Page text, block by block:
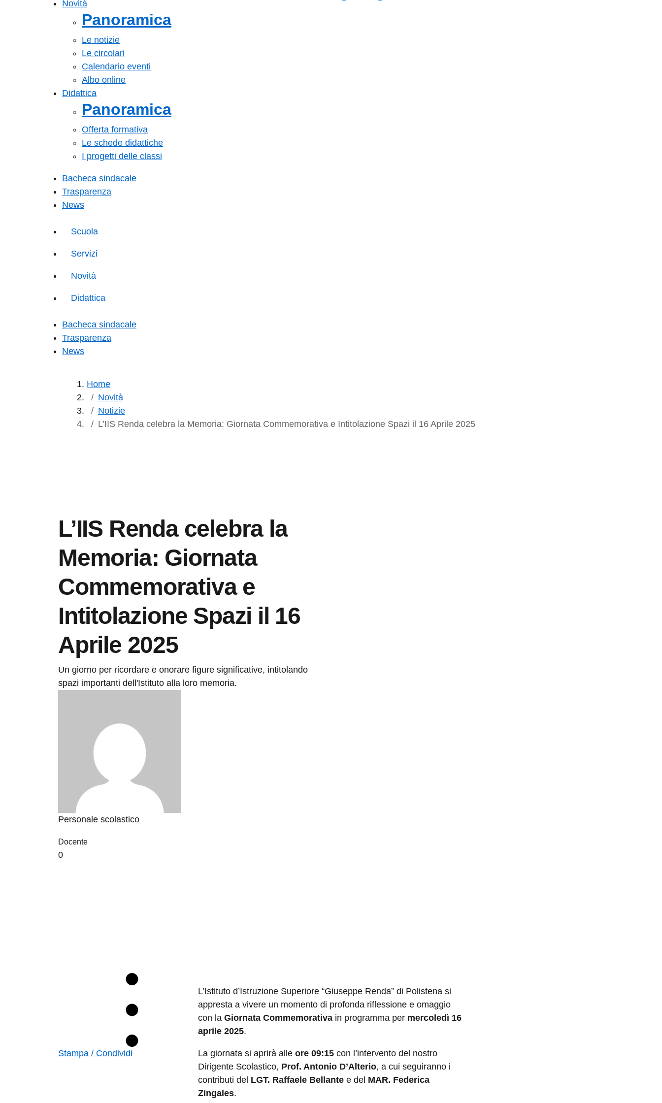
Novità
Panoramica
Le notizie
Le circolari
Calendario eventi
Albo online
Didattica
Panoramica
Offerta formativa
Le schede didattiche
I progetti delle classi
Bacheca sindacale
Trasparenza
News
Scuola
Servizi
Novità
Didattica
Bacheca sindacale
Trasparenza
News
Home
Novità
Notizie
L’IIS Renda celebra la Memoria: Giornata Commemorativa e Intitolazione Spazi il 16 Aprile 2025
L’IIS Renda celebra la
Memoria: Giornata
Commemorativa e
Intitolazione Spazi il 16
Aprile 2025
Un giorno per ricordare e onorare figure significative, intitolando
spazi importanti dell'Istituto alla loro memoria.
Personale scolastico
Docente
0
L’Istituto d’Istruzione Superiore “Giuseppe Renda” di Polistena si
appresta a vivere un momento di profonda riflessione e omaggio
con la Giornata Commemorativa in programma per mercoledì 16
aprile 2025.
La giornata si aprirà alle ore 09:15 con l’intervento del nostro
Dirigente Scolastico, Prof. Antonio D’Alterio, a cui seguiranno i
contributi del LGT. Raffaele Bellante e del MAR. Federica
Zingales.
Stampa / Condividi